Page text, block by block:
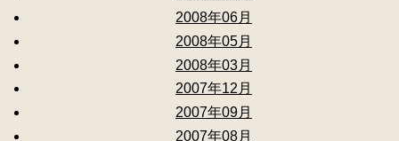
2008年06月
2008年05月
2008年03月
2007年12月
2007年09月
2007年08月